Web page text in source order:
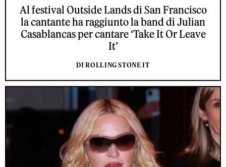
Al festival Outside Lands di San Francisco
la cantante ha raggiunto la band di Julian
Casablancas per cantare ‘Take It Or Leave
It’
DI ROLLING STONE IT